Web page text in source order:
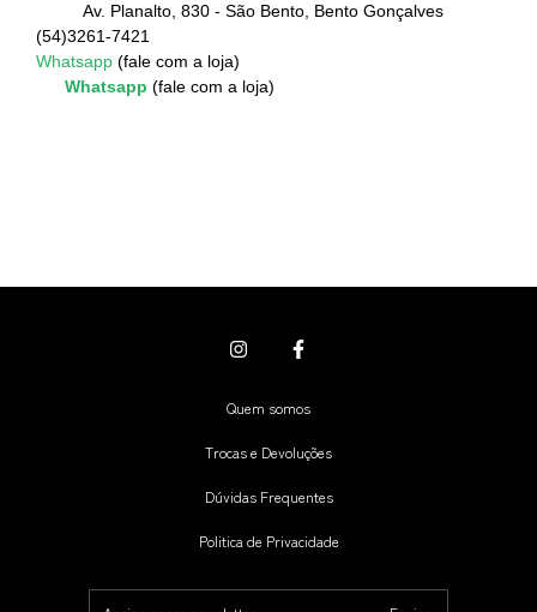
Av. Planalto, 830 - São Bento, Bento Gonçalves
(54)3261-7421
Whatsapp (fale com a loja)
Whatsapp (fale com a loja)
Quem somos
Trocas e Devoluções
Dúvidas Frequentes
Politica de Privacidade